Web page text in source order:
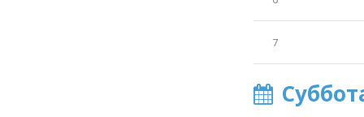
7